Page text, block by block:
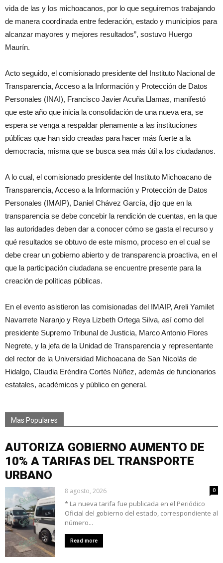
vida de las y los michoacanos, por lo que seguiremos trabajando
de manera coordinada entre federación, estado y municipios para
alcanzar mayores y mejores resultados”, sostuvo Huergo
Maurín.
Acto seguido, el comisionado presidente del Instituto Nacional de
Transparencia, Acceso a la Información y Protección de Datos
Personales (INAI), Francisco Javier Acuña Llamas, manifestó
que este año que inicia la consolidación de una nueva era, se
espera se venga a respaldar plenamente a las instituciones
públicas que han sido creadas para hacer más fuerte a la
democracia, misma que se busca sea más útil a los ciudadanos.
A lo cual, el comisionado presidente del Instituto Michoacano de
Transparencia, Acceso a la Información y Protección de Datos
Personales (IMAIP), Daniel Chávez García, dijo que en la
transparencia se debe concebir la rendición de cuentas, en la que
las autoridades deben dar a conocer cómo se gasta el recurso y
qué resultados se obtuvo de este mismo, proceso en el cual se
debe crear un gobierno abierto y de transparencia proactiva, en el
que la participación ciudadana se encuentre presente para la
creación de políticas públicas.
En el evento asistieron las comisionadas del IMAIP, Areli Yamilet
Navarrete Naranjo y Reya Lizbeth Ortega Silva, así como del
presidente Supremo Tribunal de Justicia, Marco Antonio Flores
Negrete, y la jefa de la Unidad de Transparencia y representante
del rector de la Universidad Michoacana de San Nicolás de
Hidalgo, Claudia Eréndira Cortés Núñez, además de funcionarios
estatales, académicos y público en general.
Mas Populares
AUTORIZA GOBIERNO AUMENTO DE
10% A TARIFAS DEL TRANSPORTE
URBANO
8 agosto, 2026 0
* La nueva tarifa fue publicada en el Periódico
Oficial del gobierno del estado, correspondiente al
número...
Read more